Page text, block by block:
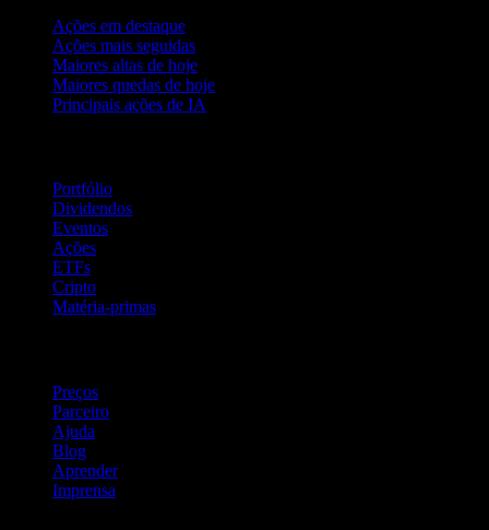
Ações em destaque
Ações mais seguidas
Maiores altas de hoje
Maiores quedas de hoje
Principais ações de IA
Portfólio
Dividendos
Eventos
Ações
ETFs
Cripto
Matéria-primas
Preços
Parceiro
Ajuda
Blog
Aprender
Imprensa